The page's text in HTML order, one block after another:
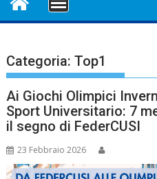
Categoria:Top1
Ai Giochi Olimpici
Sport Universitario: 7
il segno di FederCUSI
23 Febbraio 2026